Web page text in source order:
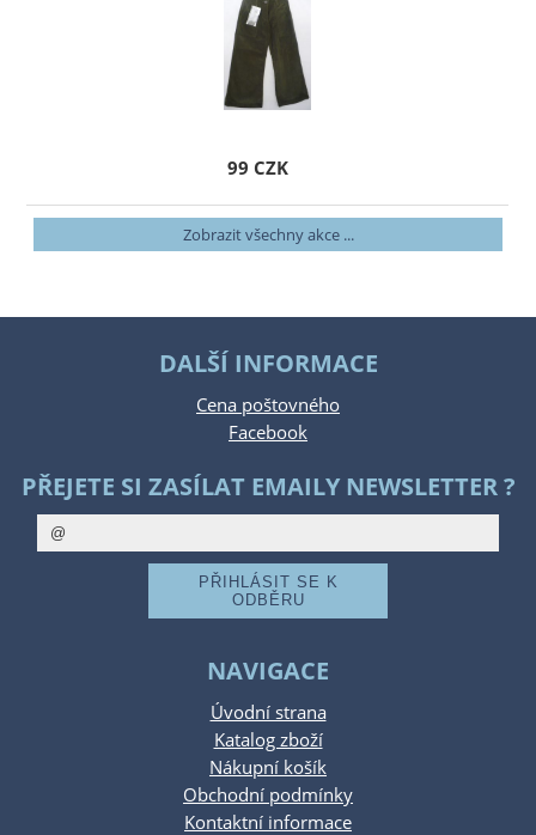
99 CZK
Zobrazit všechny akce ...
DALŠÍ INFORMACE
Cena poštovného
Facebook
PŘEJETE SI ZASÍLAT EMAILY NEWSLETTER ?
NAVIGACE
Úvodní strana
Katalog zboží
Nákupní košík
Obchodní podmínky
Kontaktní informace